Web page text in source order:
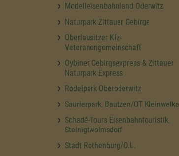
Modelleisenbahnland Oderwitz
Naturpark Zittauer Gebirge
Oberlausitzer Kfz-
Veteranengemeinschaft
Oybiner Gebirgsexpress & Zittauer
Naturpark Express
Rodelpark Oberoderwitz
Saurierpark, Bautzen/OT Kleinwelka
Schadé-Tours Eisenbahntouristik,
Steinigtwolmsdorf
Stadt Rothenburg/O.L.